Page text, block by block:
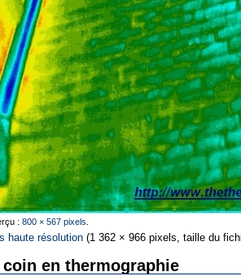
: 800 × 567 pixels
haute résolution (1 362 × 966 pixels, taille du
en thermographie